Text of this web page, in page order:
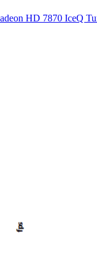
HD 7870 IceQ